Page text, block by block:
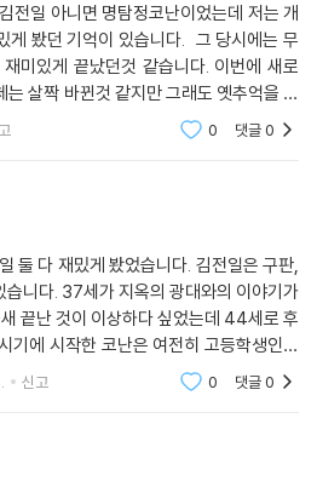
전일 아니면 명탐정코난이었는데 저는 개
게 봤던 기억이 있습니다. 그 당시에는 무
미있게 끝났던것 같습니다. 이번에 새로
살짝 바뀐것 같지만 그래도 옛추억을 떠
0 댓글0
둘 다 재밌게 봤었습니다. 김전일은 구판,
니다. 37세가 지옥의 광대와의 이야기가
끝난 것이 이상하다 싶었는데 44세로 후
기에 시작한 코난은 여전히 고등학생인데
신고 0 댓글0